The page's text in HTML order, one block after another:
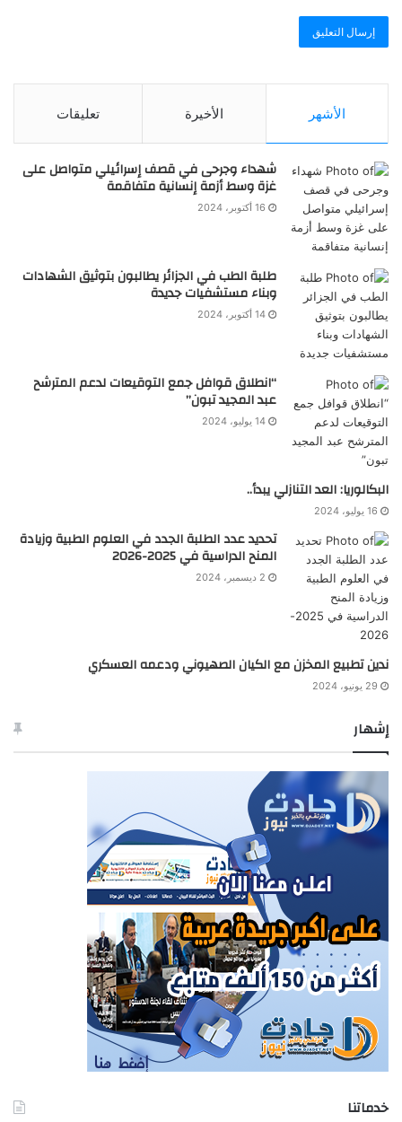
الأشهر الأخيرة تعليقات
شهداء وجرحى في قصف إسرائيلي متواصل على
غزة وسط أزمة إنسانية متفاقمة
16 أكتوبر، 2024
طلبة الطب في الجزائر يطالبون بتوثيق الشهادات
وبناء مستشفيات جديدة
14 أكتوبر، 2024
“انطلاق قوافل جمع التوقيعات لدعم المترشح
عبد المجيد تبون”
14 يوليو، 2024
البكالوريا: العد التنازلي يبدأ..
16 يوليو، 2024
تحديد عدد الطلبة الجدد في العلوم الطبية وزيادة
المنح الدراسية في 2025-2026
2 ديسمبر، 2024
ندين تطبيع المخزن مع الكيان الصهيوني ودعمه العسكري
29 يونيو، 2024
إشهار
خدماتنا